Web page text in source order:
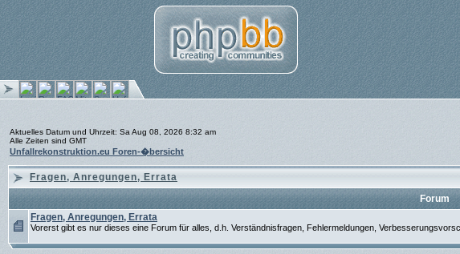
Aktuelles Datum und Uhrzeit: Sa Aug 08, 2026 8:32 am
Alle Zeiten sind GMT
Unfallrekonstruktion.eu Foren-�bersicht
Fragen, Anregungen, Errata
Forum
Fragen, Anregungen, Errata
Vorerst gibt es nur dieses eine Forum für alles, d.h. Verständnisfragen, Fehlermeldungen,